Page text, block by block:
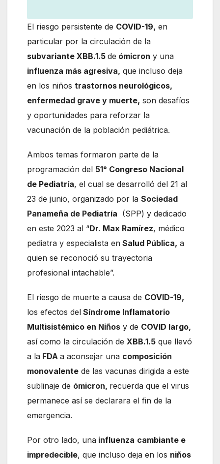
El riesgo persistente de COVID-19, en
particular por la circulación de la
subvariante XBB.1.5 de ómicron y una
influenza más agresiva, que incluso deja
en los niños trastornos neurológicos,
enfermedad grave y muerte, son desafíos
y oportunidades para reforzar la
vacunación de la población pediátrica.
Ambos temas formaron parte de la
programación del 51° Congreso Nacional
de Pediatría, el cual se desarrolló del 21 al
23 de junio, organizado por la Sociedad
Panameña de Pediatría (SPP) y dedicado
en este 2023 al “Dr. Max Ramírez, médico
pediatra y especialista en Salud Pública, a
quien se reconoció su trayectoria
profesional intachable”.
El riesgo de muerte a causa de COVID-19,
los efectos del Síndrome Inflamatorio
Multisistémico en Niños y de COVID largo,
así como la circulación de XBB.1.5 que llevó
a la FDA a aconsejar una composición
monovalente de las vacunas dirigida a este
sublinaje de ómicron, recuerda que el virus
permanece así se declarara el fin de la
emergencia.
Por otro lado, una influenza cambiante e
impredecible, que incluso deja en los niños